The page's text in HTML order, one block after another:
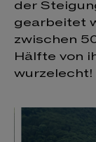
der
gearbeitet
zwischen
Hälfte von
wurzelecht!